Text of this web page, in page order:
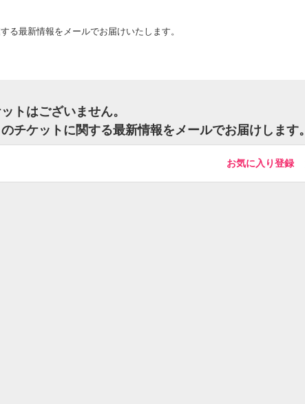
る最新情報をメールでお届けいたします。
トはございません。
チケットに関する最新情報をメールでお届けします。
お気に入り登録